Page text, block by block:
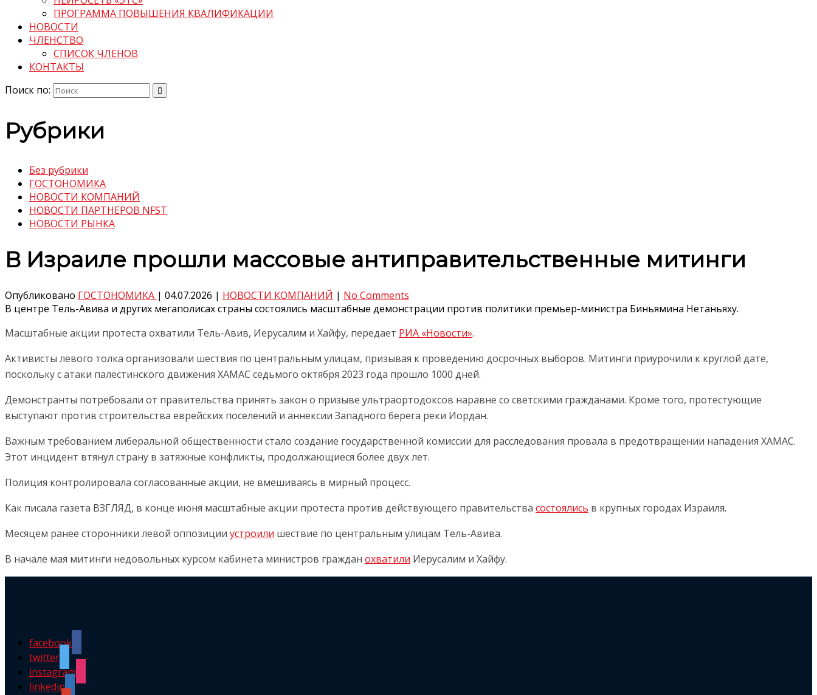
ПРОГРАММА ПОВЫШЕНИЯ КВАЛИФИКАЦИИ
НОВОСТИ
ЧЛЕНСТВО
СПИСОК ЧЛЕНОВ
КОНТАКТЫ
Поиск по:
Рубрики
Без рубрики
ГОСТОНОМИКА
НОВОСТИ КОМПАНИЙ
НОВОСТИ ПАРТНЕРОВ NFST
НОВОСТИ РЫНКА
В Израиле прошли массовые антиправительственные митинги
Опубликовано ГОСТОНОМИКА | 04.07.2026 | НОВОСТИ КОМПАНИЙ | No Comments
В центре Тель-Авива и других мегаполисах страны состоялись масштабные демонстрации против политики премьер-министра Биньямина Нетаньяху.
Масштабные акции протеста охватили Тель-Авив, Иерусалим и Хайфу, передает РИА «Новости».
Активисты левого толка организовали шествия по центральным улицам, призывая к проведению досрочных выборов. Митинги приурочили к круглой дате,
поскольку с атаки палестинского движения ХАМАС седьмого октября 2023 года прошло 1000 дней.
Демонстранты потребовали от правительства принять закон о призыве ультраортодоксов наравне со светскими гражданами. Кроме того, протестующие
выступают против строительства еврейских поселений и аннексии Западного берега реки Иордан.
Важным требованием либеральной общественности стало создание государственной комиссии для расследования провала в предотвращении нападения ХАМАС.
Этот инцидент втянул страну в затяжные конфликты, продолжающиеся более двух лет.
Полиция контролировала согласованные акции, не вмешиваясь в мирный процесс.
Как писала газета ВЗГЛЯД, в конце июня масштабные акции протеста против действующего правительства состоялись в крупных городах Израиля.
Месяцем ранее сторонники левой оппозиции устроили шествие по центральным улицам Тель-Авива.
В начале мая митинги недовольных курсом кабинета министров граждан охватили Иерусалим и Хайфу.
facebook
twitter
instagram
linkedin